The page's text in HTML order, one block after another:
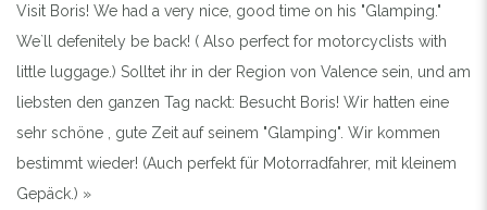
Visit Boris! We had a very nice, good time on his "Glamping."
We`ll defenitely be back! ( Also perfect for motorcyclists with
little luggage.) Solltet ihr in der Region von Valence sein, und am
liebsten den ganzen Tag nackt: Besucht Boris! Wir hatten eine
sehr schöne , gute Zeit auf seinem "Glamping". Wir kommen
bestimmt wieder! (Auch perfekt für Motorradfahrer, mit kleinem
Gepäck.) »